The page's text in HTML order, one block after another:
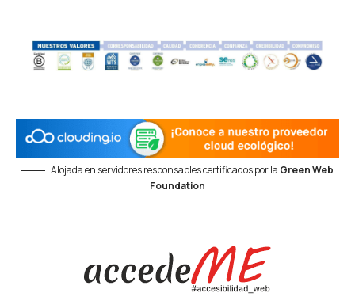
Alojada en servidores responsables certificados por la Green Web
Foundation